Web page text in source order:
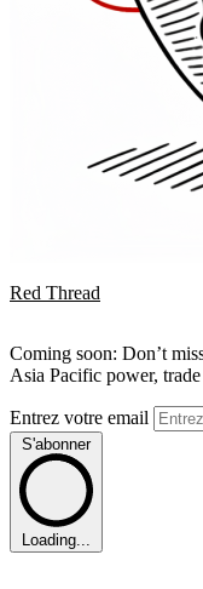
Red Thread
Coming soon: Don’t
Asia Pacific power, trade
Entrez votre email
S'abonner
Loading...